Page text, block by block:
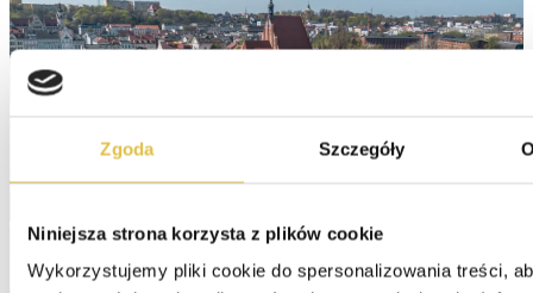
Zgoda Szczegóły
Niniejsza strona korzysta z plików cookie
Wykorzystujemy pliki cookie do spersonalizowania treści,